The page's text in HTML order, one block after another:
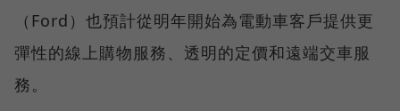
（Ford）也預計從明年開始為電動車客戶提供更
彈性的線上購物服務、透明的定價和遠端交車服
務。